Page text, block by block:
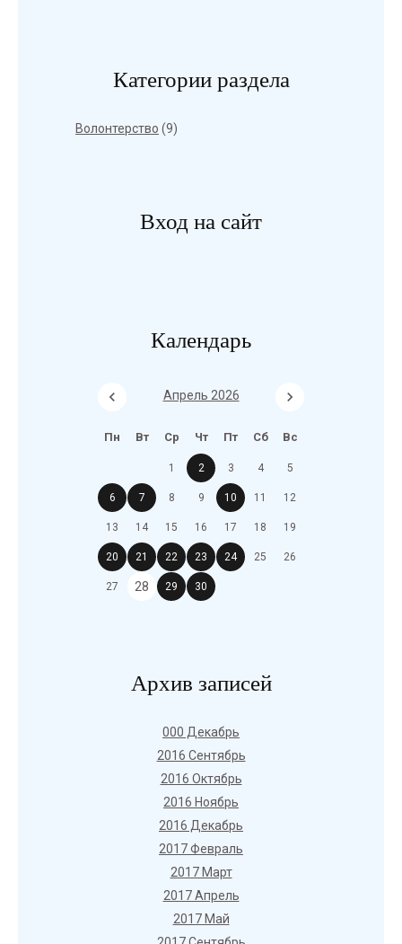
Категории раздела
Волонтерство (9)
Вход на сайт
Календарь
Апрель 2026
Пн Вт Ср Чт Пт Сб Вс
1 2 3 4 5
6 7 8 9 10 11 12
13 14 15 16 17 18 19
20 21 22 23 24 25 26
27 28 29 30
Архив записей
000 Декабрь
2016 Сентябрь
2016 Октябрь
2016 Ноябрь
2016 Декабрь
2017 Февраль
2017 Март
2017 Апрель
2017 Май